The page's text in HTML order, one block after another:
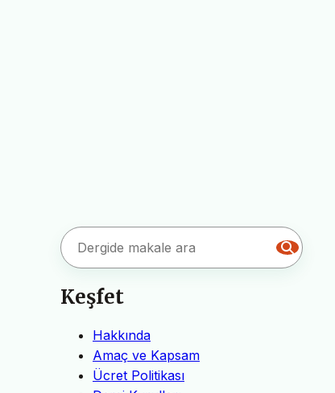
Keşfet
Hakkında
Amaç ve Kapsam
Ücret Politikası